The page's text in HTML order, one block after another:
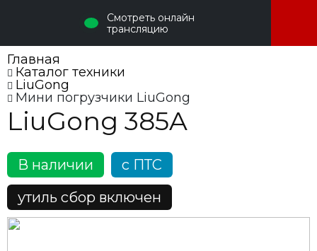
Смотреть онлайн
трансляцию
Главная
Каталог техники
LiuGong
Мини погрузчики LiuGong
LiuGong 385A
В наличии
c ПТС
утиль сбор включен